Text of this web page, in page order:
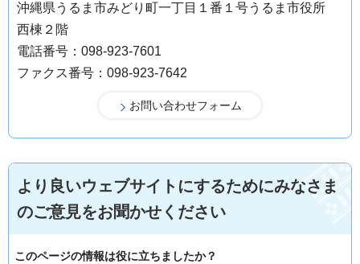
沖縄県うるま市みどり町一丁目１番１号うるま市役所
西棟２階
電話番号：098-923-7601
ファクス番号：098-923-7642
より良いウェブサイトにするためにみなさま
のご意見をお聞かせください
このページの情報は役に立ちましたか？